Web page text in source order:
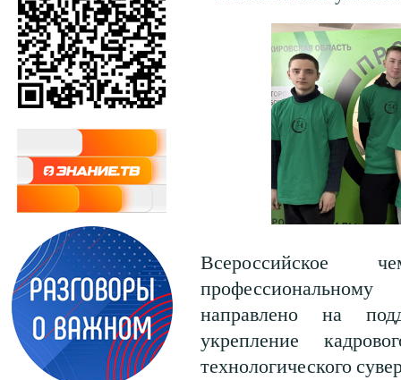
Всероссийское
направлено на
укрепление
технологического